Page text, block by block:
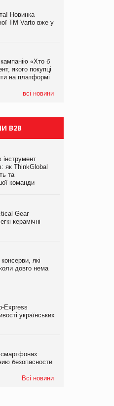
Новинка
ТМ Varto вже у
«Хто б
якого покупці
на платформі
всі новини
хвостатих: у
Varto Paw
VARUS купує
374 магазини
дзвінки
B2B
інструмент
як ThinkGlobal
та
команди
Gear
керамічні
які
довго нема
Express
українських
безопасности
Всі новини